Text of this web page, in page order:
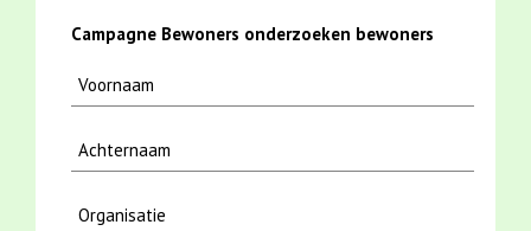
Campagne Bewoners onderzoeken bewoners